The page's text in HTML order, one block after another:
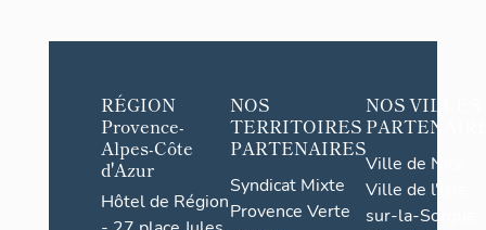
RÉGION
Provence-
Alpes-Côte
d'Azur
Hôtel de Région
NOS
TERRITOIRES
PARTENAIRES
Syndicat Mixte
Provence Verte
NOS VILLES
Ville de Nice
Ville de l'Isle-
sur-la-Sorgue